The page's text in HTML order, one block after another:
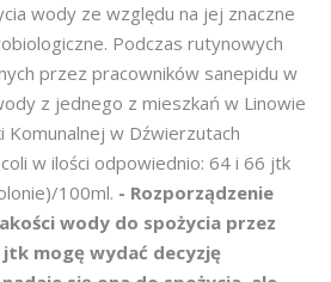
wody ze względu na jej znaczne
Podczas rutynowych
przez pracowników sanepidu w
z jednego z mieszkań w Linowie
Komunalnej w Dźwierzutach
w ilości odpowiednio: 64 i 66 jtk
100ml. - Rozporządzenie
wody do spożycia przez
jtk mogę wydać decyzję